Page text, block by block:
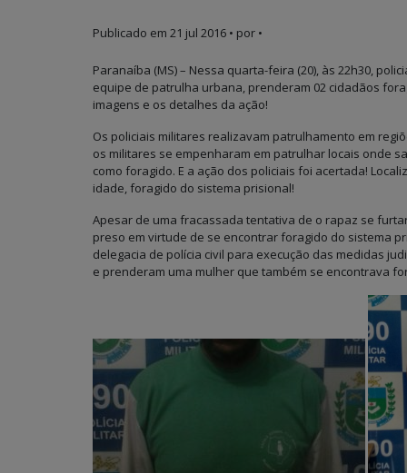
Publicado em 21 jul 2016 • por •
Paranaíba (MS) – Nessa quarta-feira (20), às 22h30,
equipe de patrulha urbana, prenderam 02 cidadãos
imagens e os detalhes da ação!
Os policiais militares realizavam patrulhamento em
os militares se empenharam em patrulhar locais onde
como foragido. E a ação dos policiais foi acertada!
idade, foragido do sistema prisional!
Apesar de uma fracassada tentativa de o rapaz se
preso em virtude de se encontrar foragido do sistema
delegacia de polícia civil para execução das medidas
e prenderam uma mulher que também se encontrava